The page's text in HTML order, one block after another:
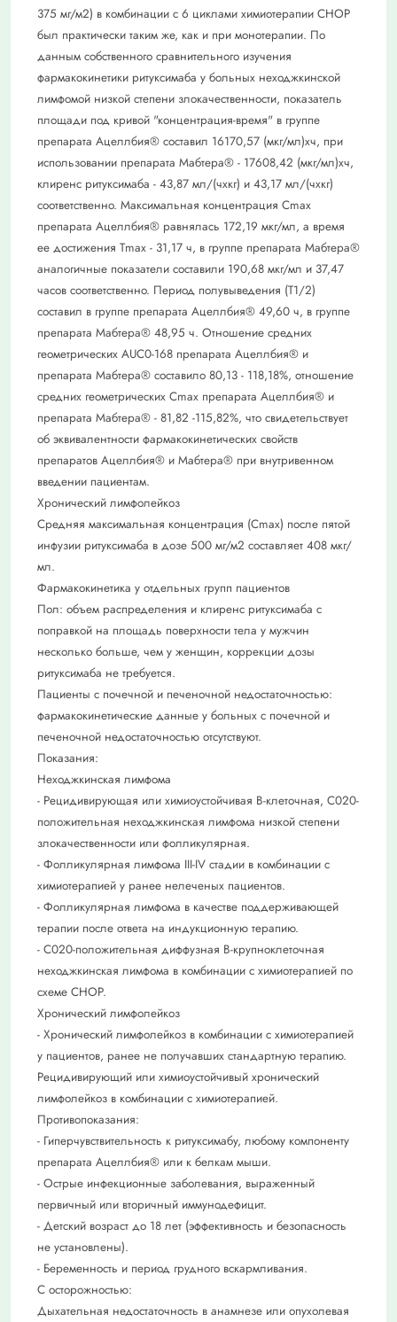
375 мг/м2) в комбинации с 6 циклами химиотерапии CHOP
был практически таким же, как и при монотерапии. По
данным собственного сравнительного изучения
фармакокинетики ритуксимаба у больных неходжкинской
лимфомой низкой степени злокачественности, показатель
площади под кривой "концентрация-время" в группе
препарата Ацеллбия® составил 16170,57 (мкг/мл)хч, при
использовании препарата Мабтера® - 17608,42 (мкг/мл)хч,
клиренс ритуксимаба - 43,87 мл/(чхкг) и 43,17 мл/(чхкг)
соответственно. Максимальная концентрация Сmах
препарата Ацеллбия® равнялась 172,19 мкг/мл, а время
ее достижения Тmах - 31,17 ч, в группе препарата Мабтера®
аналогичные показатели составили 190,68 мкг/мл и 37,47
часов соответственно. Период полувыведения (Т1/2)
составил в группе препарата Ацеллбия® 49,60 ч, в группе
препарата Мабтера® 48,95 ч. Отношение средних
геометрических AUC0-168 препарата Ацеллбия® и
препарата Мабтера® составило 80,13 - 118,18%, отношение
средних геометрических Сmах препарата Ацеллбия® и
препарата Мабтера® - 81,82 -115,82%, что свидетельствует
об эквивалентности фармакокинетических свойств
препаратов Ацеллбия® и Мабтера® при внутривенном
введении пациентам.
Хронический лимфолейкоз
Средняя максимальная концентрация (Сmах) после пятой
инфузии ритуксимаба в дозе 500 мг/м2 составляет 408 мкг/
мл.
Фармакокинетика у отдельных групп пациентов
Пол: объем распределения и клиренс ритуксимаба с
поправкой на площадь поверхности тела у мужчин
несколько больше, чем у женщин, коррекции дозы
ритуксимаба не требуется.
Пациенты с почечной и печеночной недостаточностью:
фармакокинетические данные у больных с почечной и
печеночной недостаточностью отсутствуют.
Показания:
Неходжкинская лимфома
- Рецидивирующая или химиоустойчивая В-клеточная, С020-
положительная неходжкинская лимфома низкой степени
злокачественности или фолликулярная.
- Фолликулярная лимфома III-IV стадии в комбинации с
химиотерапией у ранее нелеченых пациентов.
- Фолликулярная лимфома в качестве поддерживающей
терапии после ответа на индукционную терапию.
- С020-положительная диффузная В-крупноклеточная
неходжкинская лимфома в комбинации с химиотерапией по
схеме CHOP.
Хронический лимфолейкоз
- Хронический лимфолейкоз в комбинации с химиотерапией
у пациентов, ранее не получавших стандартную терапию.
Рецидивирующий или химиоустойчивый хронический
лимфолейкоз в комбинации с химиотерапией.
Противопоказания:
- Гиперчувствительность к ритуксимабу, любому компоненту
препарата Ацеллбия® или к белкам мыши.
- Острые инфекционные заболевания, выраженный
первичный или вторичный иммунодефицит.
- Детский возраст до 18 лет (эффективность и безопасность
не установлены).
- Беременность и период грудного вскармливания.
С осторожностью:
Дыхательная недостаточность в анамнезе или опухолевая